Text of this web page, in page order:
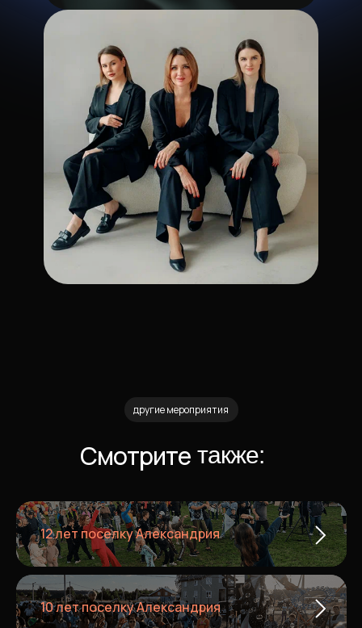
также:
Смотрите
другие мероприятия
12 лет поселку Александрия
10 лет поселку Александрия